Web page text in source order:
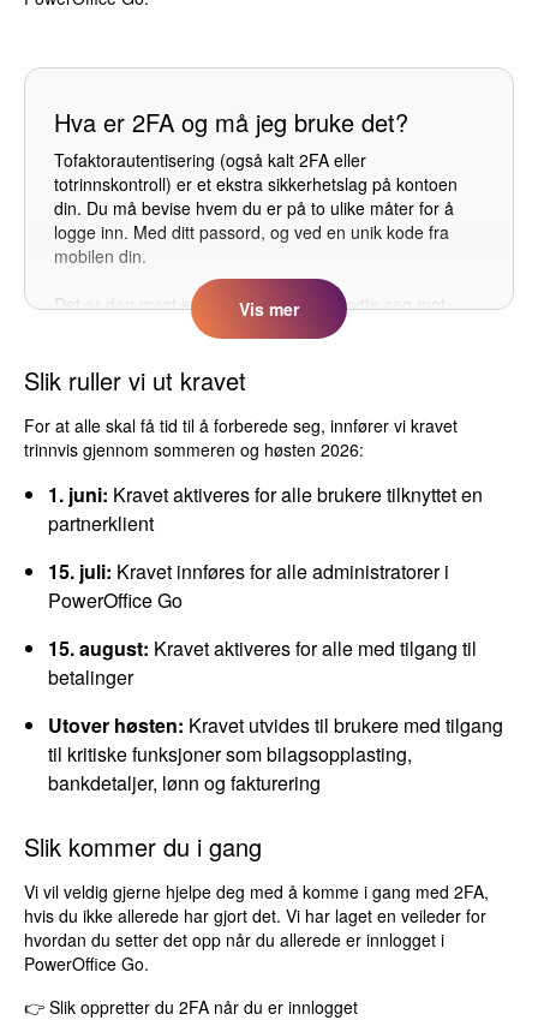
Hva er 2FA og må jeg bruke det?
Tofaktorautentisering (også kalt 2FA eller
totrinnskontroll) er et ekstra sikkerhetslag på kontoen
din. Du må bevise hvem du er på to ulike måter for å
logge inn. Med ditt passord, og ved en unik kode fra
mobilen din.
Det er den mest effektive måten å beskytte seg mot
digitalt tyveri. I PowerOffice Go vil de fleste brukere få
det, uavhengig av om de må.
Vis mer
Slik ruller vi ut kravet
For at alle skal få tid til å forberede seg, innfører vi kravet
trinnvis gjennom sommeren og høsten 2026:
1. juni: Kravet aktiveres for alle brukere tilknyttet en
partnerklient
15. juli: Kravet innføres for alle administratorer i
PowerOffice Go
15. august: Kravet aktiveres for alle med tilgang til
betalinger
Utover høsten: Kravet utvides til brukere med tilgang
til kritiske funksjoner som bilagsopplasting,
bankdetaljer, lønn og fakturering
Slik kommer du i gang
Vi vil veldig gjerne hjelpe deg med å komme i gang med 2FA,
hvis du ikke allerede har gjort det. Vi har laget en veileder for
hvordan du setter det opp når du allerede er innlogget i
PowerOffice Go.
👉Slik oppretter du 2FA når du er innlogget